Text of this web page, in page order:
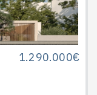
1.290.000€